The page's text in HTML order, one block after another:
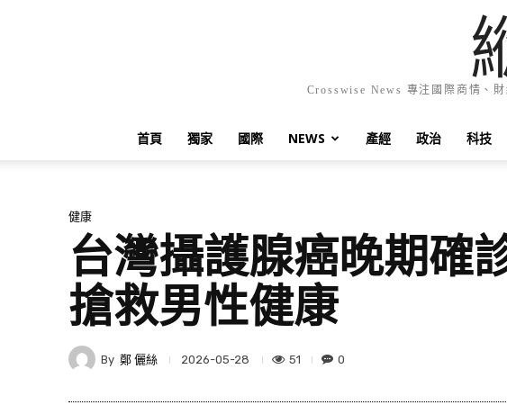
Crosswise News 專注國際商情、
首頁 獨家 國際 NEWS 產經 政治 科技
健康
台灣攝護腺癌晚期確
搶救男性健康
By 鄭 儷絲 2026-05-28 51 0